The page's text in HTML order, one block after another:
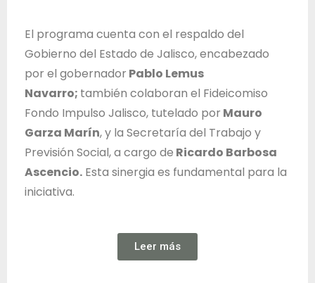
El programa cuenta con el respaldo del
Gobierno del Estado de Jalisco, encabezado
por el gobernador Pablo Lemus
Navarro; también colaboran el Fideicomiso
Fondo Impulso Jalisco, tutelado por Mauro
Garza Marín, y la Secretaría del Trabajo y
Previsión Social, a cargo de Ricardo Barbosa
Ascencio. Esta sinergia es fundamental para la
iniciativa.
Leer más